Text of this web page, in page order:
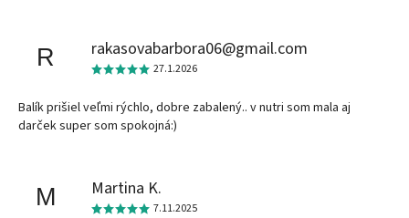
R rakasovabarbora06@gmail.com
27.1.2026
Balík prišiel veľmi rýchlo, dobre zabalený.. v nutri som mala aj
darček super som spokojná:)
M Martina K.
7.11.2025